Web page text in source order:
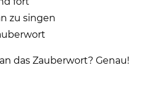
zu singen
das Zauberwort? Genau!